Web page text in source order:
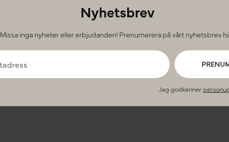
Nyhetsbrev
Missa inga nyheter eller erbjudanden! Prenumerera på vårt nyhetsbrev
Jag godkänner